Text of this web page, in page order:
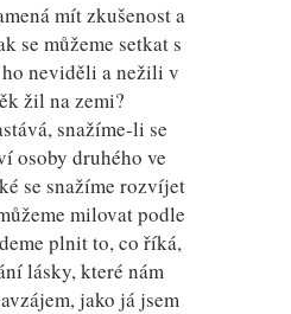
mít zkušenost a
se můžeme setkat s
neviděli a nežili v
žil na zemi?
snažíme-li se
osoby druhého ve
se snažíme rozvíjet
milovat podle
plnit to, co říká,
lásky, které nám
jako já jsem